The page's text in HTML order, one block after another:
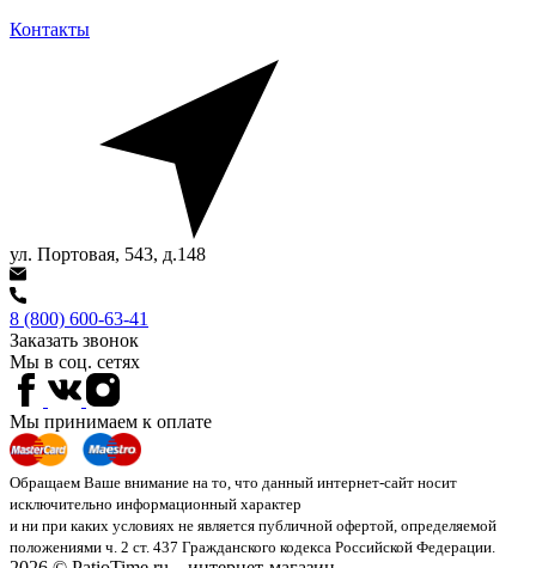
Контакты
ул. Портовая, 543, д.148
8 (800) 600-63-41
Заказать звонок
Мы в соц. сетях
Мы принимаем к оплате
Обращаем Ваше внимание на то, что данный интернет-сайт носит
исключительно информационный характер
и ни при каких условиях не является публичной офертой, определяемой
положениями ч. 2 ст. 437 Гражданского кодекса Российской Федерации.